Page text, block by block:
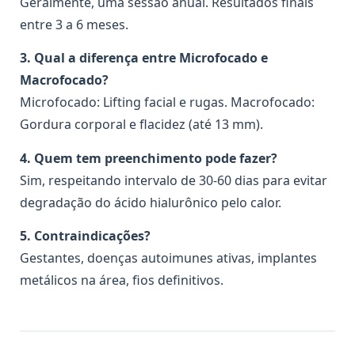
entre 3 a 6 meses.
3. Qual a diferença entre Microfocado e
Macrofocado?
Microfocado: Lifting facial e rugas. Macrofocado:
Gordura corporal e flacidez (até 13 mm).
4. Quem tem preenchimento pode fazer?
Sim, respeitando intervalo de 30-60 dias para evitar
degradação do ácido hialurônico pelo calor.
5. Contraindicações?
Gestantes, doenças autoimunes ativas, implantes
metálicos na área, fios definitivos.